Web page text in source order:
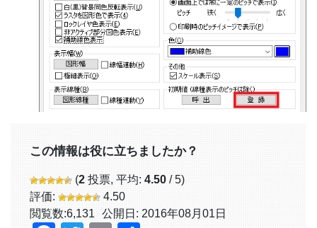
この情報は役に立ちましたか？
(2 投票, 平均: 4.50 / 5)
評価:
4.50
閲覧数:6,131 公開日: 2016年08月01日